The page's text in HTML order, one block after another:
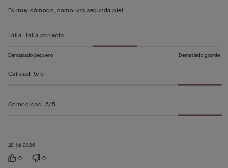
5
5
28 jul 2026
Es muy cómodo, como una segunda piel
Talla: Talla correcta
Demasiado pequeño Demasiado grande
Calidad: 5/5
Comodidad: 5/5
0 0